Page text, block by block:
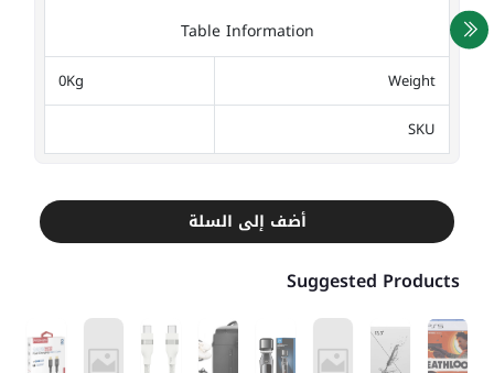
Table Information
Weight
0Kg
SKU
أضف إلى السلة
Suggested Products